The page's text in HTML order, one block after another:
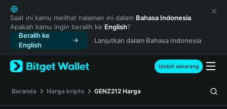
English
日本語
Tiếng Việt
Русский
Español (Latinoamérica)
Türkçe
Français
Deutsch
Saat ini kamu melihat halaman ini dalam Bahasa Indonesia.
Apakah kamu ingin beralih ke English?
Beralih ke
English
Lanjutkan dalam Bahasa Indonesia
Unduh sekarang
Beranda Harga kripto GENZ212 Harga